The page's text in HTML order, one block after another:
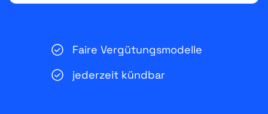
Faire Vergütungsmodelle
jederzeit kündbar